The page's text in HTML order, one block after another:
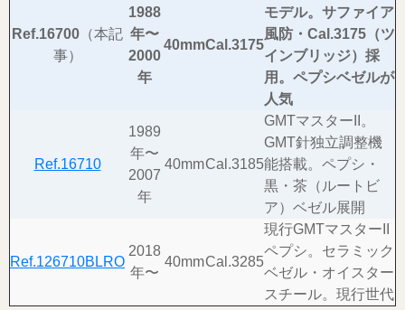
Ref.16700 （本記
事）
1988
年〜
2000
年
40mmCal.3175
モデル。サファイア
風防・Cal.3175（ツ
インブリッジ）採
用。ペプシベゼルが
人気
Ref.16710
1989
年〜
2007
年
40mmCal.3185
GMTマスターII。
GMT針独立調整機
能搭載。ペプシ・
黒・茶（ルートビ
ア）ベゼル展開
Ref.126710BLRO
2018
年〜
40mmCal.3285
現行GMTマスターII
ペプシ。セラミック
ベゼル・オイスター
スチール。現行世代